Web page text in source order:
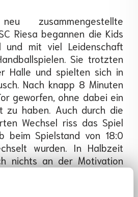
zusammengestellte
Riesa begannen die Kids
und mit viel Leidenschaft
Sie trotzten
Halle und spielten sich in
Nach knapp 8 Minuten
geworfen, ohne dabei ein
zu haben. Auch durch die
Wechsel riss das Spiel
beim Spielstand von 18:0
wurden. In Halbzeit
nichts an der Motivation
Am Ende war ein